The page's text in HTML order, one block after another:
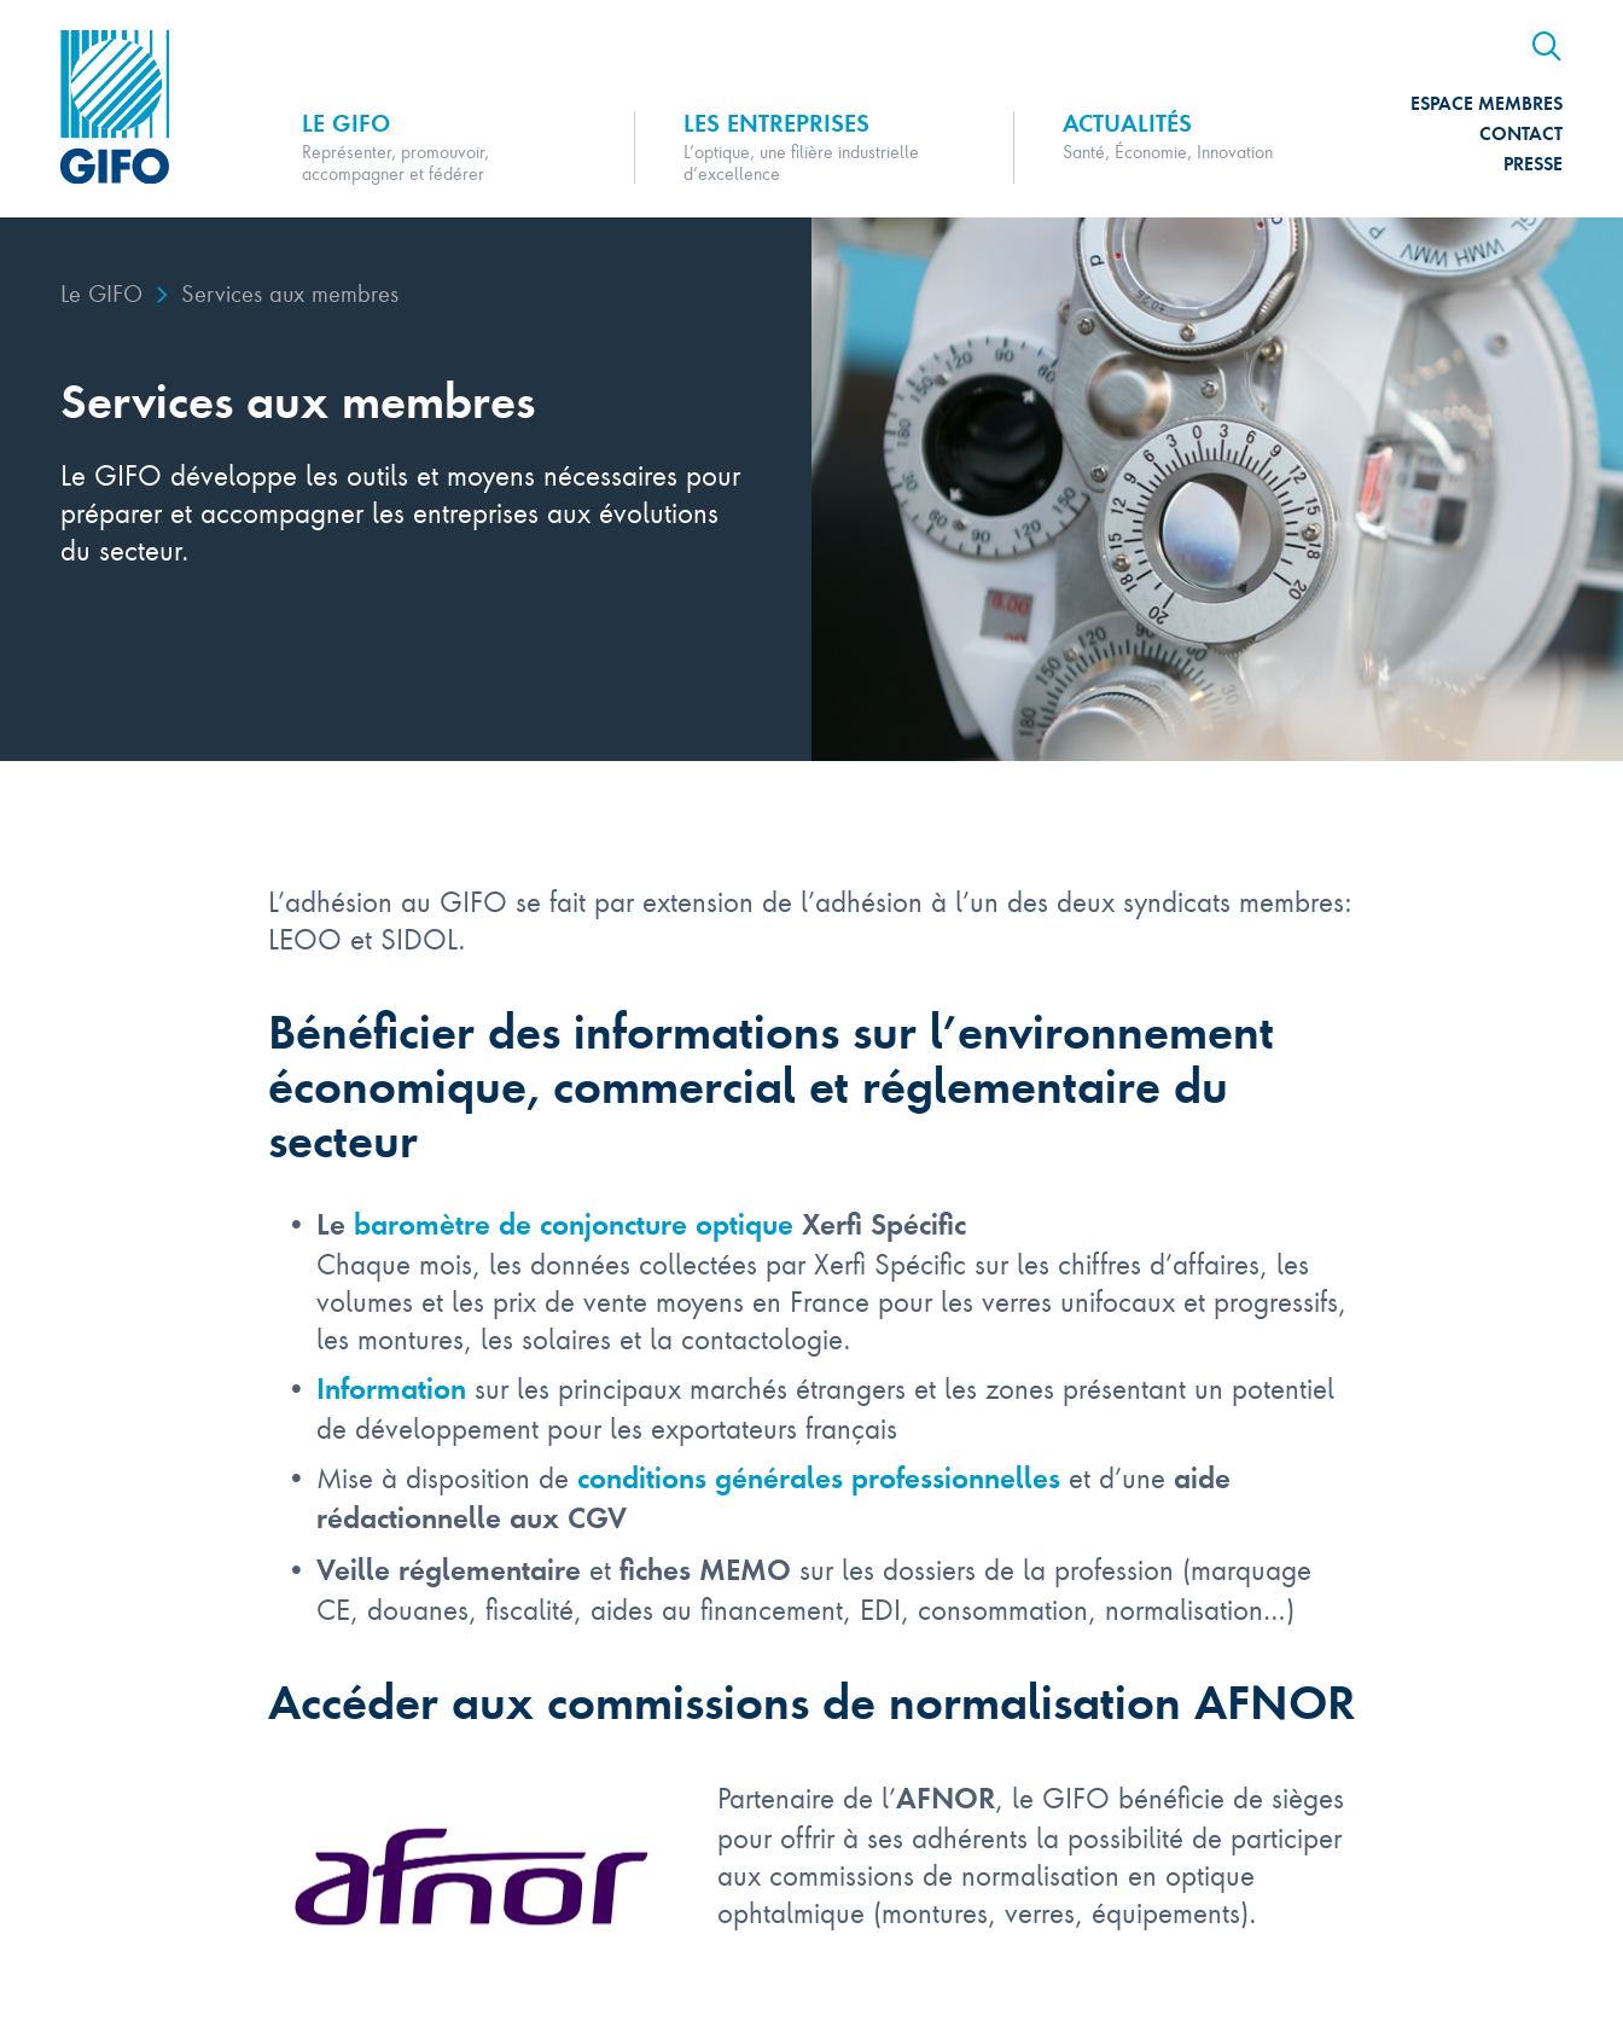
LE GIFO
Représenter, promouvoir,
accompagner et fédérer
LES ENTREPRISES
L’optique, une filière industrielle
d’excellence
ACTUALITÉS
Santé, Économie, Innovation
ESPACE MEMBRES
CONTACT
PRESSE
Le GIFO Services aux membres
Services aux membres
Le GIFO développe les outils et moyens nécessaires pour
préparer et accompagner les entreprises aux évolutions
du secteur.
L’adhésion au GIFO se fait par extension de l’adhésion à l’un des deux syndicats membres:
LEOO et SIDOL.
Bénéficier des informations sur l’environnement
économique, commercial et réglementaire du
secteur
Le baromètre de conjoncture optique Xerfi Spécific
Chaque mois, les données collectées par Xerfi Spécific sur les chiffres d’affaires, les
volumes et les prix de vente moyens en France pour les verres unifocaux et progressifs,
les montures, les solaires et la contactologie.
Information sur les principaux marchés étrangers et les zones présentant un potentiel
de développement pour les exportateurs français
Mise à disposition de conditions générales professionnelles et d’une aide
rédactionnelle aux CGV
Veille réglementaire et fiches MEMO sur les dossiers de la profession (marquage
CE, douanes, fiscalité, aides au financement, EDI, consommation, normalisation…)
Accéder aux commissions de normalisation AFNOR
Partenaire de l’AFNOR, le GIFO bénéficie de sièges
pour offrir à ses adhérents la possibilité de participer
aux commissions de normalisation en optique
ophtalmique (montures, verres, équipements).